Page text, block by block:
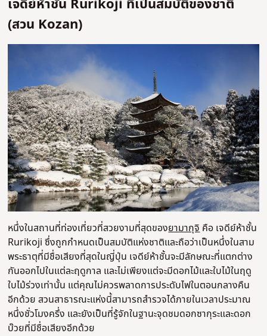
เจดีย์ห้าชั้น Rurikoji ที่เป็นสมบัติของชาติ
(สวน Kozan)
หนึ่งในสถานที่ท่องเที่ยวที่สวยงามที่สุดของยามากุจิคือ เจดีย์ห้าชั้น
Rurikoji ซึ่งถูกกำหนดเป็นสมบัติแห่งชาติและถือว่าเป็นหนึ่งในสาม
พระธาตุที่มีชื่อเสียงที่สุดในญี่ปุ่น เจดีย์ห้าชั้นจะมีลักษณะที่แตกต่าง
กันออกไปในแต่ละฤดูกาล และไม่เพียงแต่จะมีดอกไม้และใบไม้ในฤดู
ใบไม้ร่วงเท่านั้น แต่คุณไม่ควรพลาดการประดับไฟในตอนกลางคืน
อีกด้วย สวนสาธารณะแห่งนี้สามารถสำรวจได้ภายในเวลาประมาณ
หนึ่งชั่วโมงครึ่ง และยังเป็นที่รู้จักในฐานะจุดชมดอกซากุระและดอก
บ๊วยที่มีชื่อเสียงอีกด้วย